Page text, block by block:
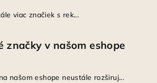
viac značiek s rek...
značky v našom eshope
našom eshope neustále rozširuj...